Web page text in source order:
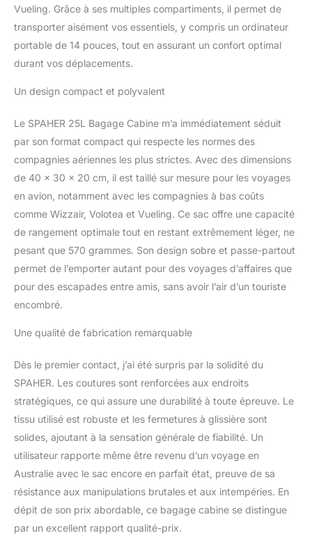
Vueling. Grâce à ses multiples compartiments, il permet de
transporter aisément vos essentiels, y compris un ordinateur
portable de 14 pouces, tout en assurant un confort optimal
durant vos déplacements.
Un design compact et polyvalent
Le SPAHER 25L Bagage Cabine m’a immédiatement séduit
par son format compact qui respecte les normes des
compagnies aériennes les plus strictes. Avec des dimensions
de 40 x 30 x 20 cm, il est taillé sur mesure pour les voyages
en avion, notamment avec les compagnies à bas coûts
comme Wizzair, Volotea et Vueling. Ce sac offre une capacité
de rangement optimale tout en restant extrêmement léger, ne
pesant que 570 grammes. Son design sobre et passe-partout
permet de l’emporter autant pour des voyages d’affaires que
pour des escapades entre amis, sans avoir l’air d’un touriste
encombré.
Une qualité de fabrication remarquable
Dès le premier contact, j’ai été surpris par la solidité du
SPAHER. Les coutures sont renforcées aux endroits
stratégiques, ce qui assure une durabilité à toute épreuve. Le
tissu utilisé est robuste et les fermetures à glissière sont
solides, ajoutant à la sensation générale de fiabilité. Un
utilisateur rapporte même être revenu d’un voyage en
Australie avec le sac encore en parfait état, preuve de sa
résistance aux manipulations brutales et aux intempéries. En
dépit de son prix abordable, ce bagage cabine se distingue
par un excellent rapport qualité-prix.